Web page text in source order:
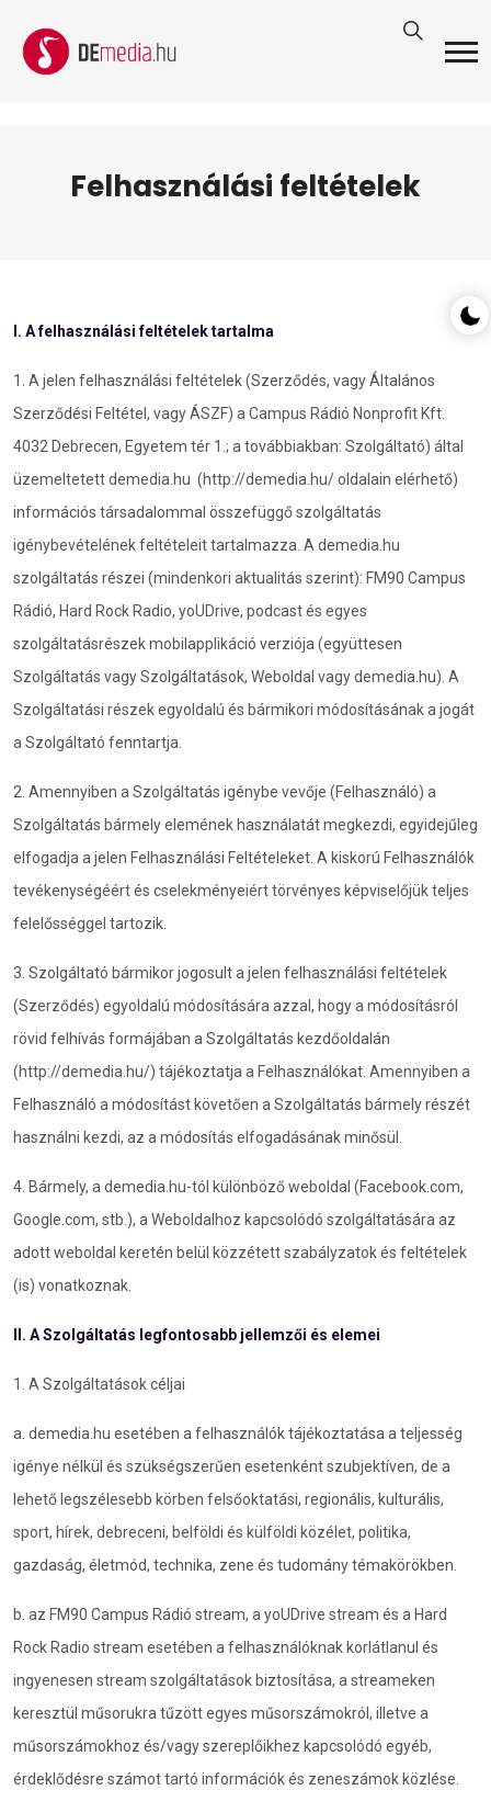
Felhasználási feltételek
I. A felhasználási feltételek tartalma
1. A jelen felhasználási feltételek (Szerződés, vagy Általános
Szerződési Feltétel, vagy ÁSZF) a Campus Rádió Nonprofit Kft.
4032 Debrecen, Egyetem tér 1.; a továbbiakban: Szolgáltató) által
üzemeltetett demedia.hu (http://demedia.hu/ oldalain elérhető)
információs társadalommal összefüggő szolgáltatás
igénybevételének feltételeit tartalmazza. A demedia.hu
szolgáltatás részei (mindenkori aktualitás szerint): FM90 Campus
Rádió, Hard Rock Radio, yoUDrive, podcast és egyes
szolgáltatásrészek mobilapplikáció verziója (együttesen
Szolgáltatás vagy Szolgáltatások, Weboldal vagy demedia.hu). A
Szolgáltatási részek egyoldalú és bármikori módosításának a jogát
a Szolgáltató fenntartja.
2. Amennyiben a Szolgáltatás igénybe vevője (Felhasználó) a
Szolgáltatás bármely elemének használatát megkezdi, egyidejűleg
elfogadja a jelen Felhasználási Feltételeket. A kiskorú Felhasználók
tevékenységéért és cselekményeiért törvényes képviselőjük teljes
felelősséggel tartozik.
3. Szolgáltató bármikor jogosult a jelen felhasználási feltételek
(Szerződés) egyoldalú módosítására azzal, hogy a módosításról
rövid felhívás formájában a Szolgáltatás kezdőoldalán
(http://demedia.hu/) tájékoztatja a Felhasználókat. Amennyiben a
Felhasználó a módosítást követően a Szolgáltatás bármely részét
használni kezdi, az a módosítás elfogadásának minősül.
4. Bármely, a demedia.hu-tól különböző weboldal (Facebook.com,
Google.com, stb.), a Weboldalhoz kapcsolódó szolgáltatására az
adott weboldal keretén belül közzétett szabályzatok és feltételek
(is) vonatkoznak.
II. A Szolgáltatás legfontosabb jellemzői és elemei
1. A Szolgáltatások céljai
a. demedia.hu esetében a felhasználók tájékoztatása a teljesség
igénye nélkül és szükségszerűen esetenként szubjektíven, de a
lehető legszélesebb körben felsőoktatási, regionális, kulturális,
sport, hírek, debreceni, belföldi és külföldi közélet, politika,
gazdaság, életmód, technika, zene és tudomány témakörökben.
b. az FM90 Campus Rádió stream, a yoUDrive stream és a Hard
Rock Radio stream esetében a felhasználóknak korlátlanul és
ingyenesen stream szolgáltatások biztosítása, a streameken
keresztül műsorukra tűzött egyes műsorszámokról, illetve a
műsorszámokhoz és/vagy szereplőikhez kapcsolódó egyéb,
érdeklődésre számot tartó információk és zeneszámok közlése.